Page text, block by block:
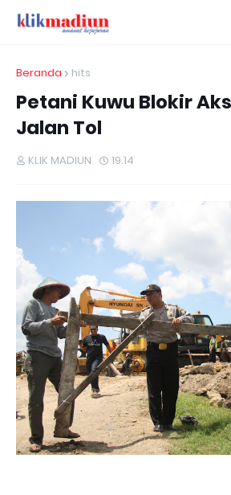
Beranda hits
Petani Kuwu Blokir
Jalan Tol
KLIK MADIUN 19.14